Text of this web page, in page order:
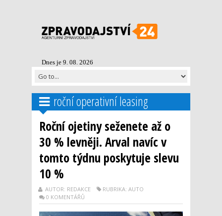
Dnes je 9. 08. 2026
roční operativní leasing
Roční ojetiny seženete až o
30 % levněji. Arval navíc v
tomto týdnu poskytuje slevu
10 %
AUTOR: REDAKCE
RUBRIKA: AUTO
0 KOMENTÁŘŮ